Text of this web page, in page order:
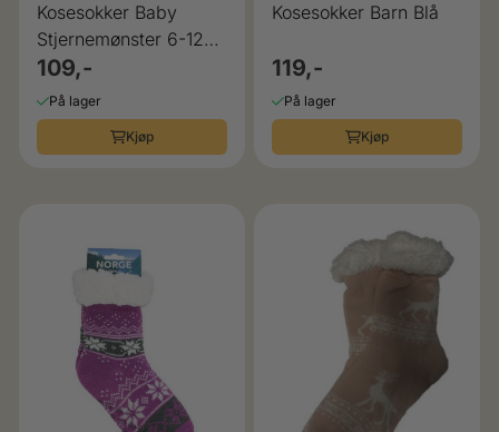
Kosesokker Baby
Stjernemønster 6-12
mnd
109,-
På lager
Kjøp
Kosesokker Barn Blå
119,-
På lager
Kjøp